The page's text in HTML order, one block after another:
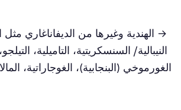
→ الهندية وغيرها من الديفاناغاري مثل
النيبالية/ السنسكريتية، التاميلية، التيلجو،
الغورموخي (البنجابية)، الغوجاراتية،